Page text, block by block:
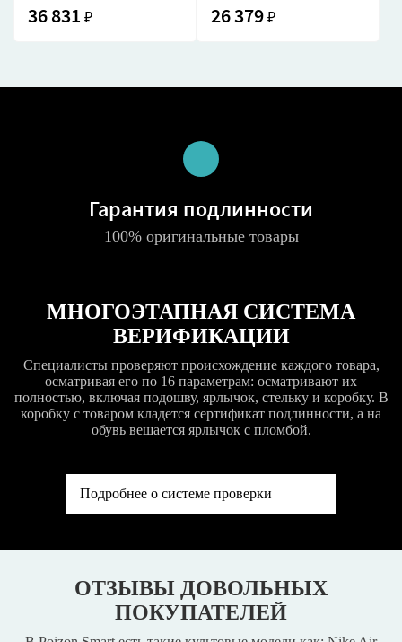
36 831 ₽ 26 379 ₽
Гарантия подлинности
100% оригинальные товары
МНОГОЭТАПНАЯ СИСТЕМА
ВЕРИФИКАЦИИ
Специалисты проверяют происхождение каждого товара,
осматривая его по 16 параметрам: осматривают их
полностью, включая подошву, ярлычок, стельку и коробку. В
коробку с товаром кладется сертификат подлинности, а на
обувь вешается ярлычок с пломбой.
Подробнее о системе проверки
ОТЗЫВЫ ДОВОЛЬНЫХ
ПОКУПАТЕЛЕЙ